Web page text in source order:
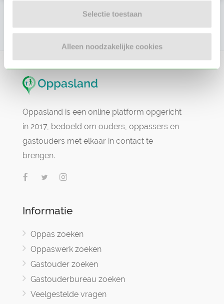
Selectie toestaan
Alleen noodzakelijke cookies
Oppasland is een online platform opgericht
in 2017, bedoeld om ouders, oppassers en
gastouders met elkaar in contact te
brengen.
Informatie
Oppas zoeken
Oppaswerk zoeken
Gastouder zoeken
Gastouderbureau zoeken
Veelgestelde vragen